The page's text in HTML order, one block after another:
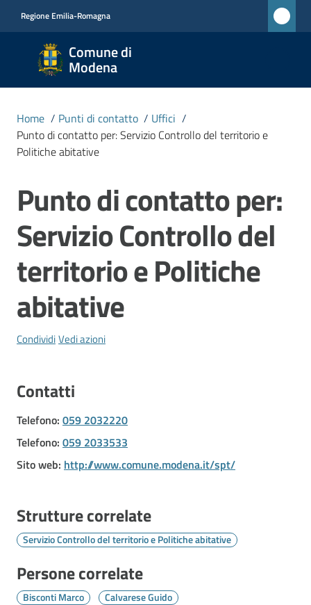
Regione Emilia-Romagna
Comune di
Modena
Comune
di
Modena
CIVICA
MONET
Amministrazione
Novità
Servizi
Vivere
Argomenti
Home / Punti di contatto / Uffici /
Punto di contatto per: Servizio Controllo del territorio e
Politiche abitative
Salta al contenuto
Punto di contatto per:
Servizio Controllo del
territorio e Politiche
abitative
CondividiVedi azioni
Contatti
Telefono: 059 2032220
Telefono: 059 2033533
Sito web: http://www.comune.modena.it/spt/
Strutture correlate
Servizio Controllo del territorio e Politiche abitative
Persone correlate
Bisconti Marco Calvarese Guido